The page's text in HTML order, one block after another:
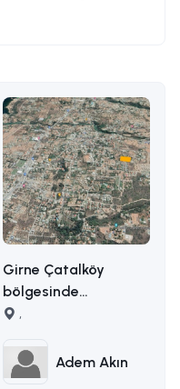
Girne Çatalköy
bölgesinde
manzaralı satılık
AKIN : 05338314949
,
Adem Akın